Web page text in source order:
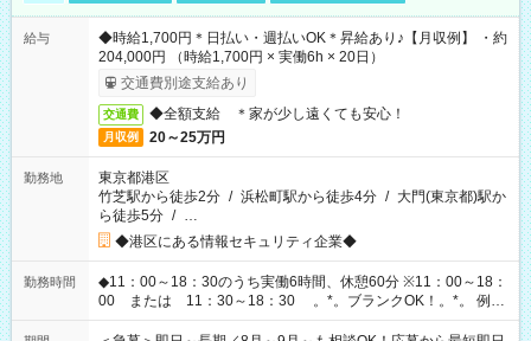
給与
◆時給1,700円＊日払い・週払いOK＊昇給あり♪【月収例】 ・約
204,000円 （時給1,700円 × 実働6h × 20日）
交通費別途支給あり
交通費 ◆全額支給 ＊家が少し遠くても安心！
月収例 20～25万円
勤務地
東京都港区
竹芝駅から徒歩2分 / 浜松町駅から徒歩4分 / 大門(東京都)駅か
ら徒歩5分 / …
◆港区にある情報セキュリティ企業◆
勤務時間
◆11：00～18：30のうち実働6時間、休憩60分 ※11：00～18：
00 または 11：30～18：30 。*。ブランクOK！。*。 例え
ば前職が、 在宅/財団法人/事務/コールセンター/受付/販売/カフェ